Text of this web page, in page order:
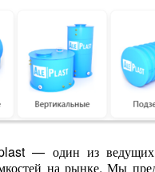
— один из ведущих
на рынке. Мы